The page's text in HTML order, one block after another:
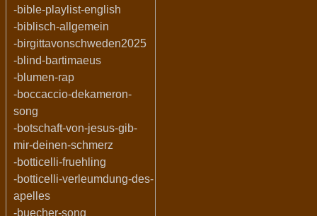
-bible-playlist-english
-biblisch-allgemein
-birgittavonschweden2025
-blind-bartimaeus
-blumen-rap
-boccaccio-dekameron-
song
-botschaft-von-jesus-gib-
mir-deinen-schmerz
-botticelli-fruehling
-botticelli-verleumdung-des-
apelles
-buecher-song